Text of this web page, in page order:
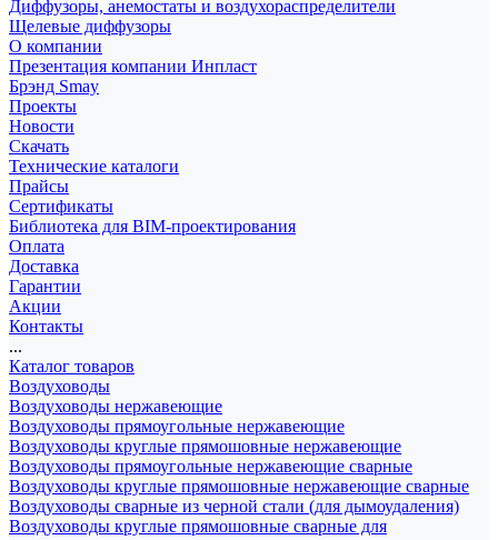
Диффузоры, анемостаты и воздухораспределители
Щелевые диффузоры
О компании
Презентация компании Инпласт
Брэнд Smay
Проекты
Новости
Скачать
Технические каталоги
Прайсы
Сертификаты
Библиотека для BIM-проектирования
Оплата
Доставка
Гарантии
Акции
Контакты
...
Каталог товаров
Воздуховоды
Воздуховоды нержавеющие
Воздуховоды прямоугольные нержавеющие
Воздуховоды круглые прямошовные нержавеющие
Воздуховоды прямоугольные нержавеющие сварные
Воздуховоды круглые прямошовные нержавеющие сварные
Воздуховоды сварные из черной стали (для дымоудаления)
Воздуховоды круглые прямошовные сварные для